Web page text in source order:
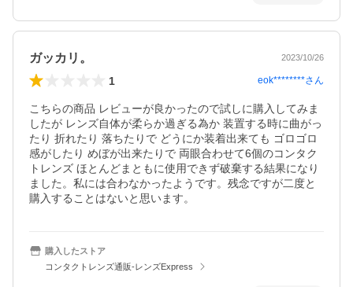
ガッカリ。 2023/10/26
1 eok********さん
こちらの商品 レビューが良かったので試しに購入してみま
したが レンズ自体が柔らか過ぎる為か 装置する時に曲がっ
たり 折れたり 落ちたりで どうにか装着出来ても ゴロゴロ
感がしたり めぼが出来たりで 両眼合わせて6個のコンタク
トレンズ ほとんどまともに使用できず破棄する結果になり
ました。私には合わなかったようです。残念ですが二度と
購入することはないと思います。
購入したストア
コンタクトレンズ通販-レンズExpress